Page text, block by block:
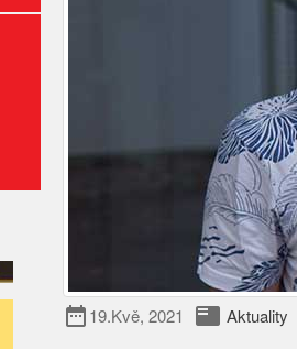
date_range19.Kvě, 2021 featured_play_list Aktuality